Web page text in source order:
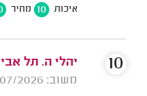
איכות 10 מחיר
יהלי ה. תל
משוב: 23/07/2026
10